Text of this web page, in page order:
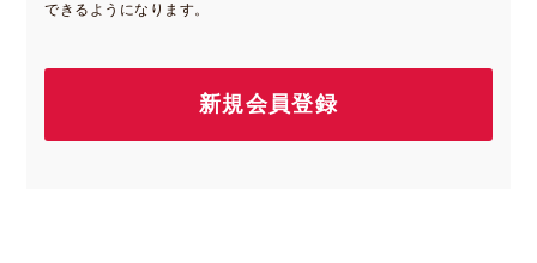
できるようになります。